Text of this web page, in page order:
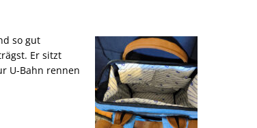
so gut
Er sitzt
U-Bahn rennen